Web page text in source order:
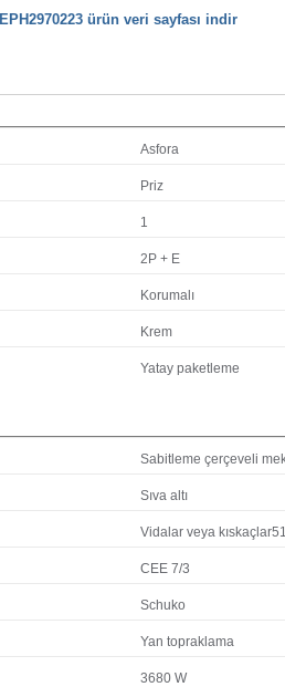
EPH2970223 ürün veri sayfası indir
Asfora
Priz
1
2P + E
Korumalı
Krem
Yatay paketleme
Sabitleme çerçeveli
Sıva altı
Vidalar veya
CEE 7/3
Schuko
Yan topraklama
3680 W